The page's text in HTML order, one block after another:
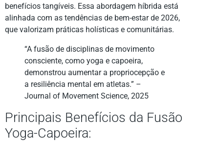
benefícios tangíveis. Essa abordagem híbrida está
alinhada com as tendências de bem-estar de 2026,
que valorizam práticas holísticas e comunitárias.
“A fusão de disciplinas de movimento
consciente, como yoga e capoeira,
demonstrou aumentar a propriocepção e
a resiliência mental em atletas.” –
Journal of Movement Science, 2025
Principais Benefícios da Fusão
Yoga-Capoeira: